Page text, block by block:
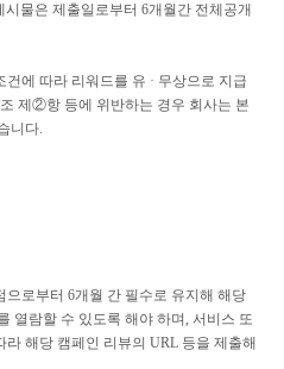
시물은 제출일로부터 6개월간 전체공개
건에 따라 리워드를 유 · 무상으로 지급
조 제 ②항 등에 위반하는 경우 회사는 본
니다.
으로부터 6개월 간 필수로 유지해 해당
열람할 수 있도록 해야 하며, 서비스 또
해당 캠페인 리뷰의 URL 등을 제출해